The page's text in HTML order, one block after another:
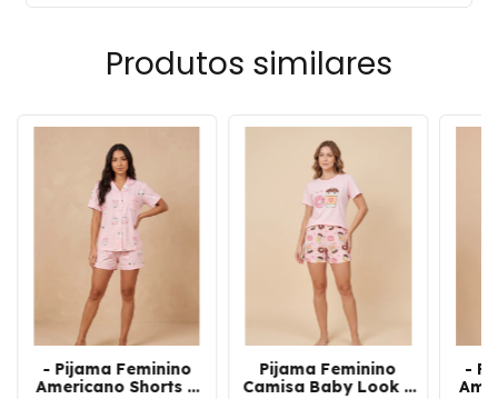
Produtos similares
- Pijama Feminino
Americano Shorts E
Pijama Feminino
Camisa Baby Look e
-